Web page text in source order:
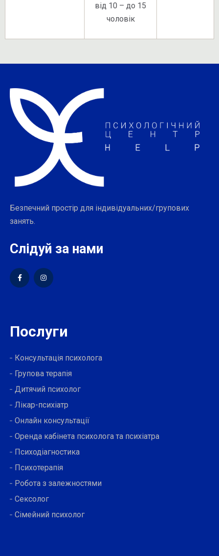
від 10 – до 15
чоловік
Безпечний простір для індивідуальних/групових
занять.
Слідуй за нами
Послуги
Консультація психолога
Групова терапія
Дитячий психолог
Лікар-психіатр
Онлайн консультації
Оренда кабінета психолога та психіатра
Психодіагностика
Психотерапія
Робота з залежностями
Сексолог
Сімейний психолог